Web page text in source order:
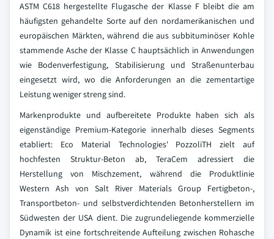
ASTM C618 hergestellte Flugasche der Klasse F bleibt die am
häufigsten gehandelte Sorte auf den nordamerikanischen und
europäischen Märkten, während die aus subbituminöser Kohle
stammende Asche der Klasse C hauptsächlich in Anwendungen
wie Bodenverfestigung, Stabilisierung und Straßenunterbau
eingesetzt wird, wo die Anforderungen an die zementartige
Leistung weniger streng sind.
Markenprodukte und aufbereitete Produkte haben sich als
eigenständige Premium-Kategorie innerhalb dieses Segments
etabliert: Eco Material Technologies' PozzoliTH zielt auf
hochfesten Struktur-Beton ab, TeraCem adressiert die
Herstellung von Mischzement, während die Produktlinie
Western Ash von Salt River Materials Group Fertigbeton-,
Transportbeton- und selbstverdichtenden Betonherstellern im
Südwesten der USA dient. Die zugrundeliegende kommerzielle
Dynamik ist eine fortschreitende Aufteilung zwischen Rohasche